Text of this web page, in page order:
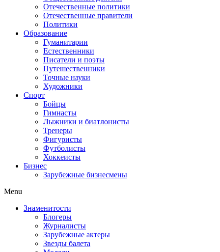
Отечественные политики
Отечественные правители
Политики
Образование
Гуманитарии
Естественники
Писатели и поэты
Путешественники
Точные науки
Художники
Спорт
Бойцы
Гимнасты
Лыжники и биатлонисты
Тренеры
Фигуристы
Футболисты
Хоккеисты
Бизнес
Зарубежные бизнесмены
Menu
Знаменитости
Блогеры
Журналисты
Зарубежные актеры
Звезды балета